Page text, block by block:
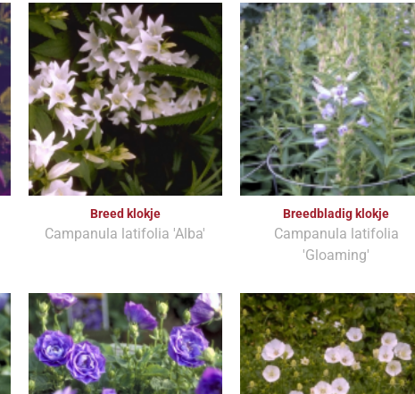
Breed klokje
Campanula latifolia 'Alba'
Breedbladig klokje
Campanula latifolia
'Gloaming'